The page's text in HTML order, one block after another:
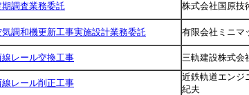
調査業務委託 株式会社国原
調和機更新工事実施設計業務委託 有限会社ミニ
レール交換工事 三軌建設株式
レール削正工事
近鉄軌道エン
紀夫